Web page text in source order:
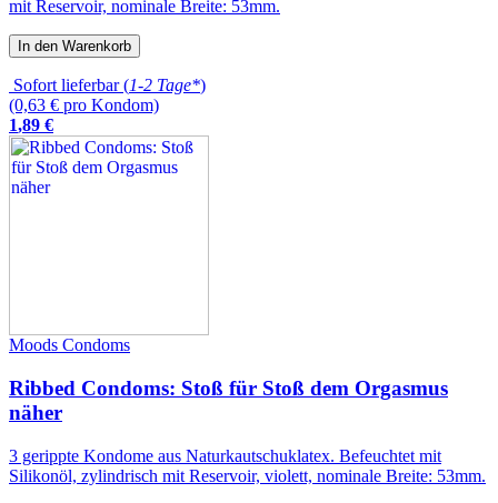
mit Reservoir, nominale Breite: 53mm.
In den Warenkorb
Sofort lieferbar (1-2 Tage*)
(0,63 € pro Kondom)
1,89 €
Moods Condoms
Ribbed Condoms: Stoß für Stoß dem Orgasmus
näher
3 gerippte Kondome aus Naturkautschuklatex. Befeuchtet mit
Silikonöl, zylindrisch mit Reservoir, violett, nominale Breite: 53mm.